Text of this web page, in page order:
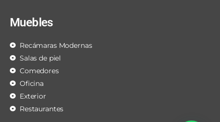
Muebles
Recámaras Modernas
Salas de piel
Comedores
Oficina
Exterior
Restaurantes